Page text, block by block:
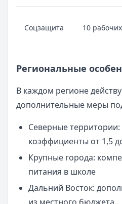
Соцзащита 10
Региональные
В каждом регионе
дополнительные меры
Северные
коэффициенты от 1,5
Крупные города:
питания в школе
Дальний Восток: